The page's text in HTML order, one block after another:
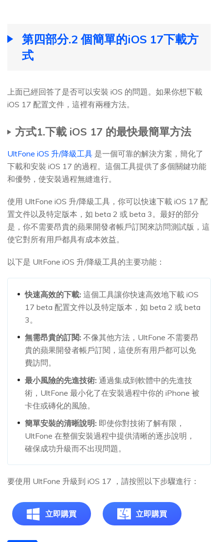
第四部分.2 個簡單的iOS 17下載方
式
上面已經回答了是否可以安裝 iOS 的問題。如果你想下載
iOS 17 配置文件，這裡有兩種方法。
方式1.下載 iOS 17 的最快最簡單方法
UltFone iOS 升/降級工具 是一個可靠的解決方案，簡化了
下載和安裝 iOS 17 的過程。這個工具提供了多個關鍵功能
和優勢，使安裝過程無縫進行。
使用 UltFone iOS 升/降級工具，你可以快速下載 iOS 17 配
置文件以及特定版本，如 beta 2 或 beta 3。最好的部分
是，你不需要昂貴的蘋果開發者帳戶訂閱來訪問測試版，這
使它對所有用戶都具有成本效益。
以下是 UltFone iOS 升/降級工具的主要功能：
快速高效的下載: 這個工具讓你快速高效地下載 iOS
17 beta 配置文件以及特定版本，如 beta 2 或 beta
3。
無需昂貴的訂閱: 不像其他方法，UltFone 不需要昂
貴的蘋果開發者帳戶訂閱，這使所有用戶都可以免
費訪問。
最小風險的先進技術: 通過集成到軟體中的先進技
術，UltFone 最小化了在安裝過程中你的 iPhone 被
卡住或磚化的風險。
簡單安裝的清晰說明: 即使你對技術了解有限，
UltFone 在整個安裝過程中提供清晰的逐步說明，
確保成功升級而不出現問題。
要使用 UltFone 升級到 iOS 17 ，請按照以下步驟進行：
立即購買 立即購買